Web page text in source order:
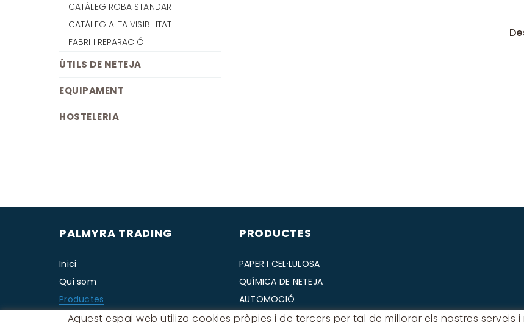
CATÀLEG ROBA STANDAR
CATÀLEG ALTA VISIBILITAT
FABRI I REPARACIÓ
ÚTILS DE NETEJA
EQUIPAMENT
HOSTELERIA
PALMYRA TRADING
Inici
Qui som
Productes
Catàlegs
PRODUCTES
PAPER I CEL·LULOSA
QUÍMICA DE NETEJA
AUTOMOCIÓ
FERRETERIA
Aquest espai web utiliza cookies pròpies i de tercers per tal de millorar els nostres